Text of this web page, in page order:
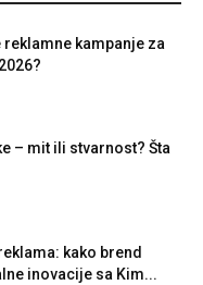
kampanje za
– mit ili stvarnost? Šta
kako brend
inovacije sa Kim...